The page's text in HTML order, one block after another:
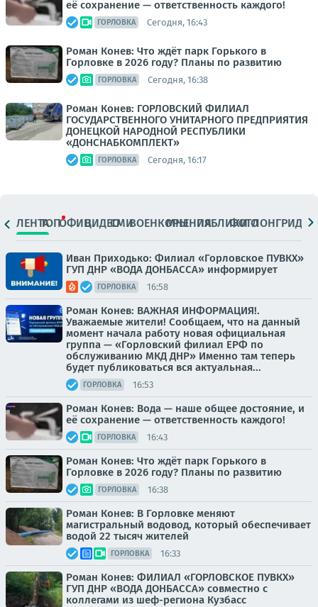
её сохранение — ответственность каждого!
ГОРЛОВКА Сегодня, 16:43
Роман Конев: Что ждёт парк Горького в
Горловке в 2026 году? Планы по развитию
ГОРЛОВКА Сегодня, 16:38
Роман Конев: ГОРЛОВСКИЙ ФИЛИАЛ
ГОСУДАРСТВЕННОГО УНИТАРНОГО ПРЕДПРИЯТИЯ
ДОНЕЦКОЙ НАРОДНОЙ РЕСПУБЛИКИ
«ДОНСНАБКОМПЛЕКТ»
ГОРЛОВКА Сегодня, 16:17
ЛЕНТАТОПОФИЦ.ВИДЕОСМИВОЕНКОРЫМНЕНИЯПАБЛИКИ
ФОТОЛОНГРИДЫ
Иван Приходько: Филиал «Горловское ПУВКХ»
ГУП ДНР «ВОДА ДОНБАССА» информирует
ГОРЛОВКА 16:58
Роман Конев: ВАЖНАЯ ИНФОРМАЦИЯ!.
Уважаемые жители! Сообщаем, что на данный
момент начала работу новая официальная
группа — «Горловский филиал ЕРФ по
обслуживанию МКД ДНР» Именно там теперь
будет публиковаться вся актуальная...
ГОРЛОВКА 16:53
Роман Конев: Вода — наше общее достояние, и
её сохранение — ответственность каждого!
ГОРЛОВКА 16:43
Роман Конев: Что ждёт парк Горького в
Горловке в 2026 году? Планы по развитию
ГОРЛОВКА 16:38
Роман Конев: В Горловке меняют
магистральный водовод, который обеспечивает
водой 22 тысяч жителей
ГОРЛОВКА 16:33
Роман Конев: ФИЛИАЛ «ГОРЛОВСКОЕ ПУВКХ»
ГУП ДНР «ВОДА ДОНБАССА» совместно с
коллегами из шеф-региона Кузбасс